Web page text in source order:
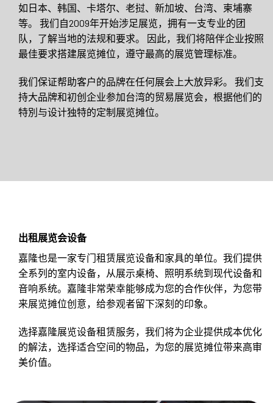
如日本、韩国、卡塔尔、老挝、新加坡、台湾、柬埔寨
等。 我们自2009年开始涉足展览，拥有一支专业的团
队，了解当地的法规和要求。 因此，我们将陪伴企业按照
最佳要求搭建展览摊位，遵守最高的展览管理标准。
我们保证帮助客户的品牌在任何展会上大放异彩。 我们支
持大品牌和初创企业参加台湾的贸易展览会，根据他们的
特別与设计独特的定制展览摊位。
出租展览会设备
嘉隆也是一家专门租赁展览设备和家具的单位。我们提供
全系列的室内设备，从展示桌椅、照明系统到现代设备和
音响系统。嘉隆非常荣幸能够成为您的合作伙伴，为您带
来展览摊位创意，给参观者留下深刻的印象。
选择嘉隆展览设备租赁服务，我们将为企业提供成本优化
的解法，选择适合空间的物品，为您的展览摊位带来高审
美价值。